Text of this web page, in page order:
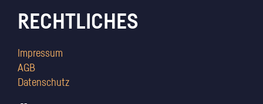
RECHTLICHES
Impressum
AGB
Datenschutz